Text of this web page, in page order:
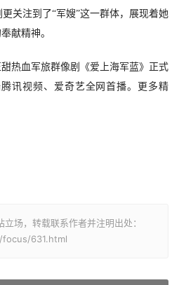
关注到了“军嫂”这一群体，展现着她
献精神。
甜热血军旅群像剧《爱上海军蓝》正式
讯视频、爱奇艺全网首播。更多精
场，转载联系作者并注明出处：
631.html